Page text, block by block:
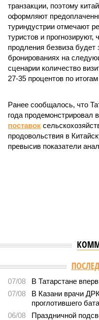
транзакции, поэтому
оформляют
туриндустрии отмечают
туристов и
продления безвиза
бронированиях на
сценарии количество
27-35 процентов по
Ранее сообщалось, что
года продемонстрировал
поставок
продовольствия в
превысив показатели
07/08
В Татарстане
07/08
В Казани врачи
проглотившего
06/08
Праздничной